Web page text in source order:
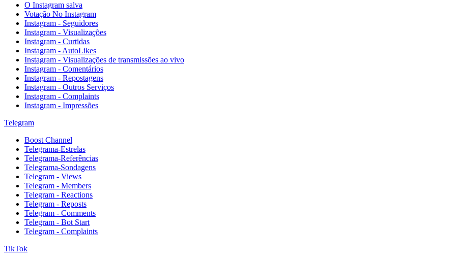
O Instagram salva
Votação No Instagram
Instagram - Seguidores
Instagram - Visualizações
Instagram - Curtidas
Instagram - AutoLikes
Instagram - Visualizações de transmissões ao vivo
Instagram - Comentários
Instagram - Repostagens
Instagram - Outros Serviços
Instagram - Complaints
Instagram - Impressões
Telegram
Boost Channel
Telegrama-Estrelas
Telegrama-Referências
Telegrama-Sondagens
Telegram - Views
Telegram - Members
Telegram - Reactions
Telegram - Reposts
Telegram - Comments
Telegram - Bot Start
Telegram - Complaints
TikTok